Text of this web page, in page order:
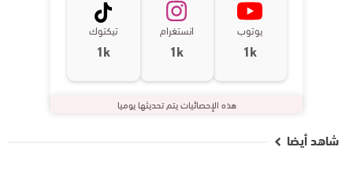
يوتوب
1k
انستغرام
1k
تيكتوك
1k
هذه الإحصائيات يتم تحديثها يوميا
شاهد أيضا